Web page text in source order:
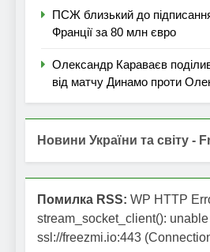
ПСЖ близький до підписання
Франції за 80 млн євро
Олександр Караваєв
від матчу Динамо проти
Новини України та світу -
Помилка RSS: WP HTTP
stream_socket_client():
ssl://freezmi.io:443